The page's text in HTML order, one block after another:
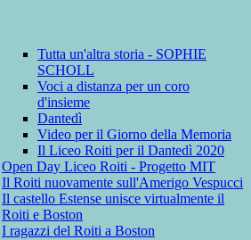
Tutta un'altra storia - SOPHIE
SCHOLL
Voci a distanza per un coro
d'insieme
Dantedì
Video per il Giorno della Memoria
Il Liceo Roiti per il Dantedì 2020
Open Day Liceo Roiti - Progetto MIT
Il Roiti nuovamente sull'Amerigo Vespucci
Il castello Estense unisce virtualmente il
Roiti e Boston
I ragazzi del Roiti a Boston